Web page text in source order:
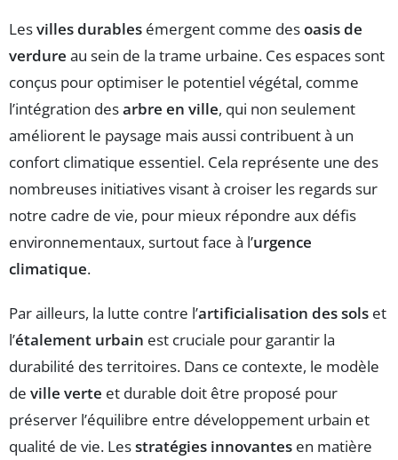
Lesvilles durables émergent comme desoasis de
verdure au sein de la trame urbaine. Ces espaces sont
conçus pour optimiser le potentiel végétal, comme
l’intégration desarbre en ville, qui non seulement
améliorent le paysage mais aussi contribuent à un
confort climatique essentiel. Cela représente une des
nombreuses initiatives visant à croiser les regards sur
notre cadre de vie, pour mieux répondre aux défis
environnementaux, surtout face à l’urgence
climatique.
Par ailleurs, la lutte contre l’artificialisation des sols et
l’étalement urbain est cruciale pour garantir la
durabilité des territoires. Dans ce contexte, le modèle
de ville verte et durable doit être proposé pour
préserver l’équilibre entre développement urbain et
qualité de vie. Lesstratégies innovantes en matière